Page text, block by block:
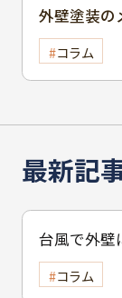
最新記
台風で外壁
策を知るた
コラム
外壁塗装の
を見抜くポ
コラム